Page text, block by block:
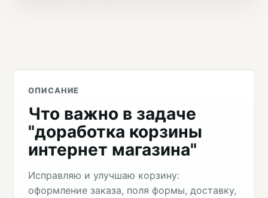
ОПИСАНИЕ
Что важно в задаче
"доработка корзины
интернет магазина"
Исправляю и улучшаю корзину:
оформление заказа, поля формы, доставку,